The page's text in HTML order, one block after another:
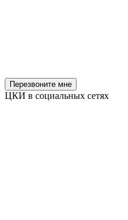
Перезвоните мне
ЦКИ в социальных сетях